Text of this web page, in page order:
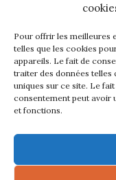
Pour offrir les meilleures
telles que les cookies
appareils. Le fait de
traiter des données
uniques sur ce site. Le
consentement peut avoir
et fonctions.
© 2018 -